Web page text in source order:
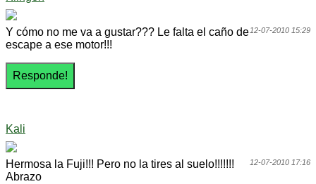
12-07-2010 15:29
Y cómo no me va a gustar??? Le falta el caño de
escape a ese motor!!!
Kali
12-07-2010 17:16
Hermosa la Fuji!!! Pero no la tires al suelo!!!!!!!
Abrazo